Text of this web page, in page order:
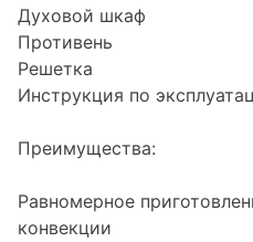
Духовой шкаф
Противень
Решетка
Инструкция по
Преимущества:
Равномерное
конвекции